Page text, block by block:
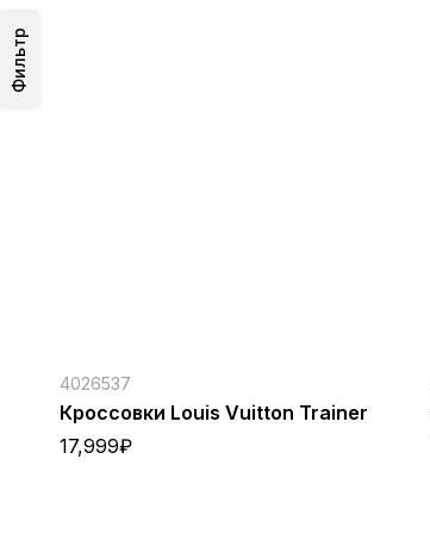
Фильтр
4026537
Кроссовки Louis Vuitton Trainer
17,999₽